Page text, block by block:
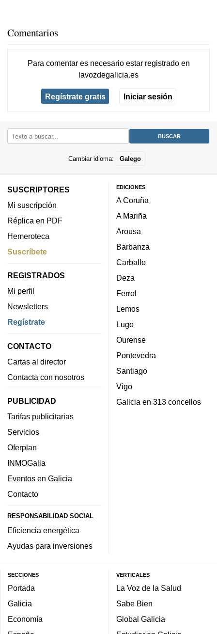
Comentarios
Para comentar es necesario estar registradoen
lavozdegalicia.es
Regístrate gratis Iniciar sesión
Cambiar idioma: Galego
SUSCRIPTORES
Mi suscripción
Réplica en PDF
Hemeroteca
Suscríbete
REGISTRADOS
Mi perfil
Newsletters
Regístrate
CONTACTO
Cartas al director
Contacta con nosotros
PUBLICIDAD
Tarifas publicitarias
Servicios
Oferplan
INMOGalia
Eventos en Galicia
Contacto
RESPONSABILIDAD SOCIAL
Eficiencia energética
Ayudas para inversiones
EDICIONES
A Coruña
A Mariña
Arousa
Barbanza
Carballo
Deza
Ferrol
Lemos
Lugo
Ourense
Pontevedra
Santiago
Vigo
Galicia en 313 concellos
SECCIONES
Portada
Galicia
Economía
VERTICALES
La Voz de la Salud
Sabe Bien
Global Galicia